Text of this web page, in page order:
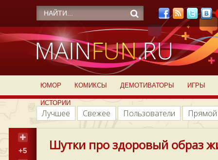
ЮМОР КОМИКСЫ ДЕМОТИВАТОРЫ ИГРЫ
ИСТОРИИ
Лучшее Свежее Пользователи
+5 Шутки про здоровый образ